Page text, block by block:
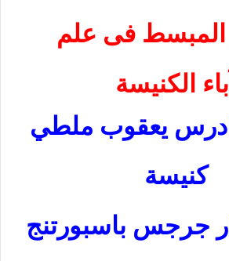
المبسط فى علم
آباء الكنيسة
يعقوب ملطي
كنيسة
جرجس باسبورتنج